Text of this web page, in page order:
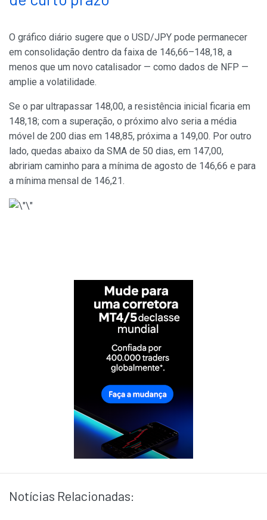
O gráfico diário sugere que o USD/JPY pode permanecer
em consolidação dentro da faixa de 146,66–148,18, a
menos que um novo catalisador — como dados de NFP —
amplie a volatilidade.
Se o par ultrapassar 148,00, a resistência inicial ficaria em
148,18; com a superação, o próximo alvo seria a média
móvel de 200 dias em 148,85, próxima a 149,00. Por outro
lado, quedas abaixo da SMA de 50 dias, em 147,00,
abririam caminho para a mínima de agosto de 146,66 e para
a mínima mensal de 146,21.
Notícias Relacionadas: